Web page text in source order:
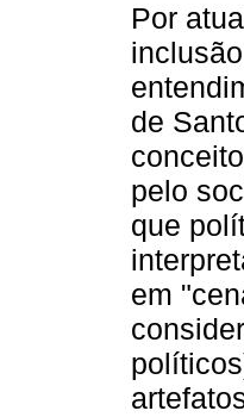
Por
de
pelo
que
em